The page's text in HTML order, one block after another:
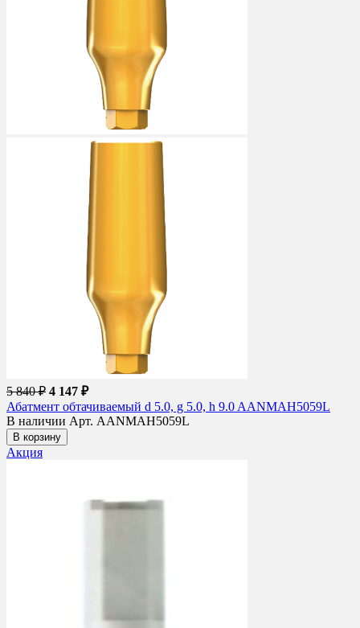
5 840 ₽ 4 147 ₽
Абатмент обтачиваемый d 5.0, g 5.0, h 9.0 AANMAH5059L
В наличии Арт. AANMAH5059L
В корзину
Акция